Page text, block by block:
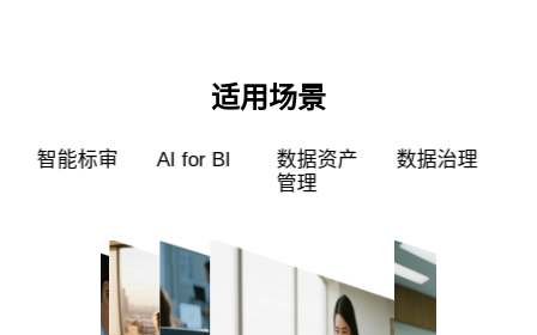
适用场景
超级员工 智能标审 AI for BI
数据资产